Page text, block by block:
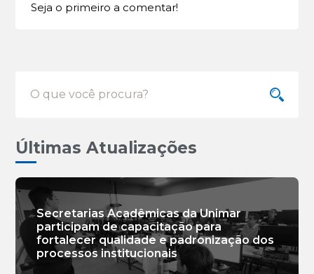
Seja o primeiro a comentar!
Últimas Atualizações
Secretarias Acadêmicas da Unimar
participam de capacitação para
fortalecer qualidade e padronização dos
processos institucionais